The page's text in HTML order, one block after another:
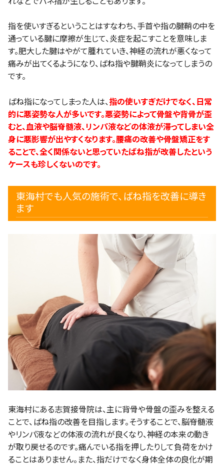
指を使いすぎるということはすなわち、手首や指の腱鞘の中を
通っている腱に摩擦が生じて、炎症を起こすことを意味しま
す。肥大した腱はやがて腫れていき、神経の流れが悪くなって
痛みが出てくるようになり、ばね指や腱鞘炎になってしまうの
です。
ばね指になってしまった人は、指の使いすぎだけでなく、日常
的に悪姿勢な人が多いです。悪姿勢によって骨盤や背骨が歪
むと、血液や脳脊髄液、リンパ液などの体液が滞ってしまい全
身に悪影響が出やすくなります。腰痛の改善や骨盤矯正をす
ることで、全く関係ないと思っていたばね指が改善したという
ケースも珍しくないのです。
東海村でも人気の施術で、ばね指を改善に導き
ます
東海村にある志賀接骨院は、主に背骨や骨盤の歪みを整える
ことで、ばね指の改善を目指します。そうすることで、脳脊髄液
やリンパ液などの体液の流れが良くなり、神経の本来の動き
が取り戻せるのです。痛んでいる指を押したりして負荷をかけ
ることはありません。また、指だけでなく身体全体の良化が期